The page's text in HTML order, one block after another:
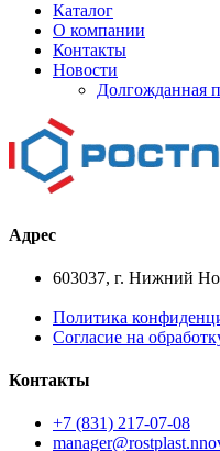
Каталог
О компании
Контакты
Новости
Долгожданная
Адрес
603037, г. Нижний
Политика
Cогласие на
Контакты
+7 (831) 217-07-08